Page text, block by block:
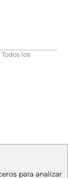
los
para analizar